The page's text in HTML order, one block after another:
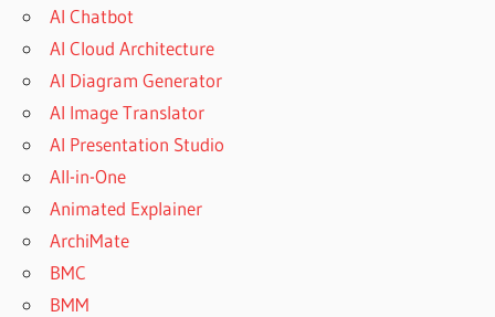
AI Chatbot
AI Cloud Architecture
AI Diagram Generator
AI Image Translator
AI Presentation Studio
All-in-One
Animated Explainer
ArchiMate
BMC
BMM